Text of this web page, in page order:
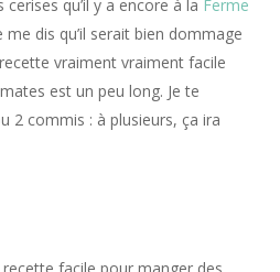
qu’il y a encore à la Ferme
me dis qu’il serait bien dommage
recette vraiment vraiment facile
est un peu long. Je te
2 commis : à plusieurs, ça ira